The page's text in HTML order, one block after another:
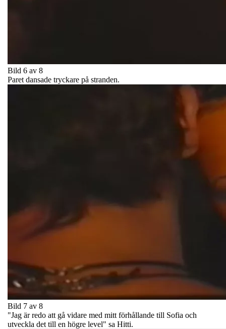
Bild 6 av 8
Paret dansade tryckare på stranden.
Bild 7 av 8
"Jag är redo att gå vidare med mitt förhållande till Sofia och
utveckla det till en högre level" sa Hitti.